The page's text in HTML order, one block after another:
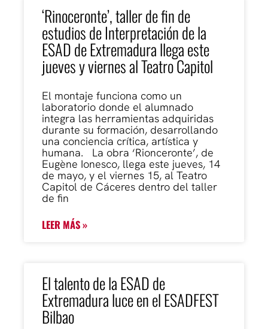
‘Rinoceronte’, taller de fin de
estudios de Interpretación de la
ESAD de Extremadura llega este
jueves y viernes al Teatro Capitol
El montaje funciona como un
laboratorio donde el alumnado
integra las herramientas adquiridas
durante su formación, desarrollando
una conciencia crítica, artística y
humana. La obra ‘Rionceronte’, de
Eugène Ionesco, llega este jueves, 14
de mayo, y el viernes 15, al Teatro
Capitol de Cáceres dentro del taller
de fin
LEER MÁS »
El talento de la ESAD de
Extremadura luce en el ESADFEST
Bilbao